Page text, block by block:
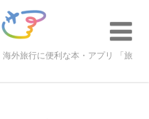
外旅行に便利な本・アプリ 「旅